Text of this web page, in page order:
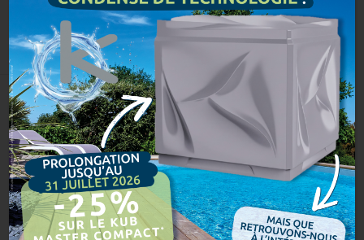
une seconde vie à votre
piscine ?
Accueil Actualités Piscine Week-End Et s’il était temps de d...